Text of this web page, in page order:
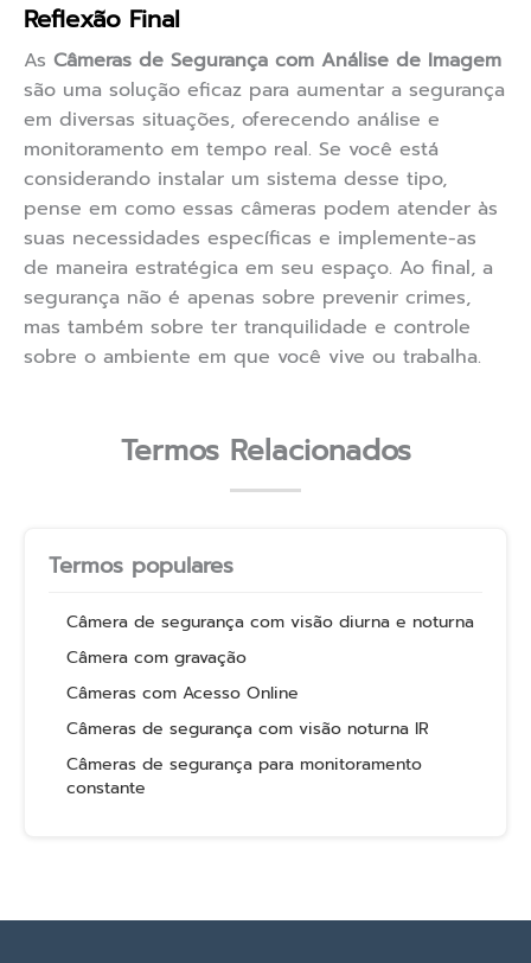
Reflexão Final
As Câmeras de Segurança com Análise de Imagem
são uma solução eficaz para aumentar a segurança
em diversas situações, oferecendo análise e
monitoramento em tempo real. Se você está
considerando instalar um sistema desse tipo,
pense em como essas câmeras podem atender às
suas necessidades específicas e implemente-as
de maneira estratégica em seu espaço. Ao final, a
segurança não é apenas sobre prevenir crimes,
mas também sobre ter tranquilidade e controle
sobre o ambiente em que você vive ou trabalha.
Termos Relacionados
Termos populares
Câmera de segurança com visão diurna e noturna
Câmera com gravação
Câmeras com Acesso Online
Câmeras de segurança com visão noturna IR
Câmeras de segurança para monitoramento
constante